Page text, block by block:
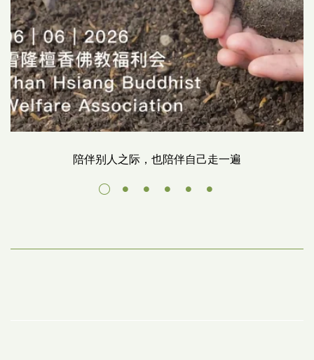
陪伴别人之际，也陪伴自己走一遍